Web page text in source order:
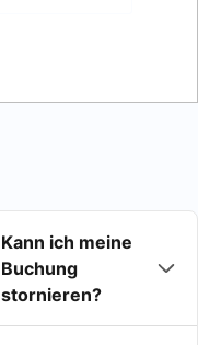
Kann ich meine
Buchung
stornieren?